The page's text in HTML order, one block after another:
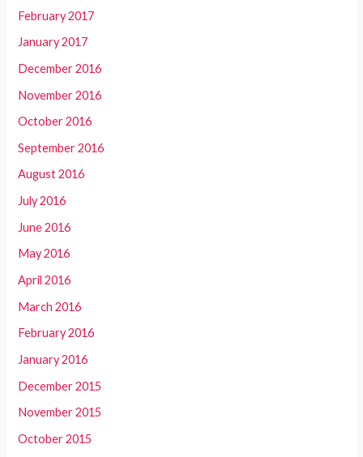
February 2017
January 2017
December 2016
November 2016
October 2016
September 2016
August 2016
July 2016
June 2016
May 2016
April 2016
March 2016
February 2016
January 2016
December 2015
November 2015
October 2015